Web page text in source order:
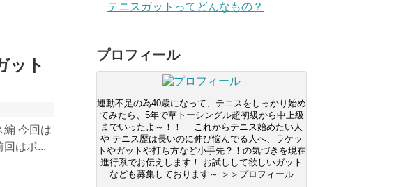
ト
編 今回は
はポ...
テニスガットってどんなもの？
プロフィール
運動不足の為40歳になって、テニスをしっかり始め
てみたら、5年で草トーシングル超初級から中上級
までいったよ～！！ これからテニス始めたい人
や テニス歴は長いのに伸び悩んでる人へ、ラケッ
トやガットや打ち方など小手先？！の気づきを現在
進行系でお伝えします！ お試しして欲しいガット
なども募集しております～ ＞＞プロフィール